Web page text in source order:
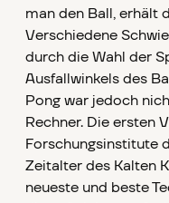
man den Ball, erhält
Verschiedene
durch die Wahl der
Ausfallwinkels des
Pong war jedoch
Rechner. Die ersten
Forschungsinstitute
Zeitalter des Kalten
neueste und beste